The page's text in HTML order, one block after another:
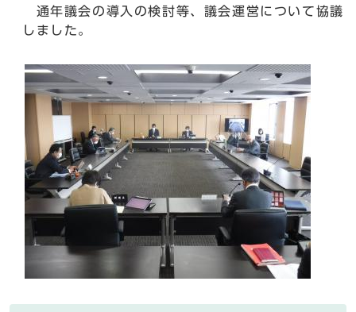
通年議会の導入の検討等、議会運営について協議
しました。